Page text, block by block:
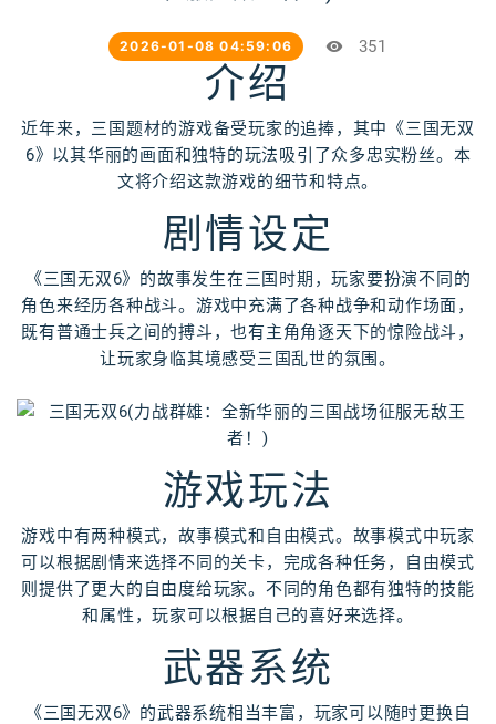
2026-01-08 04:59:06 351
介绍
近年来，三国题材的游戏备受玩家的追捧，其中《三国无双
6》以其华丽的画面和独特的玩法吸引了众多忠实粉丝。本
文将介绍这款游戏的细节和特点。
剧情设定
《三国无双6》的故事发生在三国时期，玩家要扮演不同的
角色来经历各种战斗。游戏中充满了各种战争和动作场面，
既有普通士兵之间的搏斗，也有主角角逐天下的惊险战斗，
让玩家身临其境感受三国乱世的氛围。
游戏玩法
游戏中有两种模式，故事模式和自由模式。故事模式中玩家
可以根据剧情来选择不同的关卡，完成各种任务，自由模式
则提供了更大的自由度给玩家。不同的角色都有独特的技能
和属性，玩家可以根据自己的喜好来选择。
武器系统
《三国无双6》的武器系统相当丰富，玩家可以随时更换自